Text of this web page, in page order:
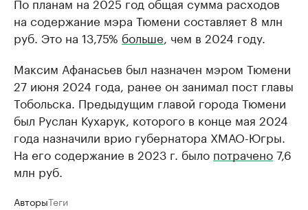
на содержание мэра Тюмени составляет 8 млн
руб. Это на 13,75% больше, чем в 2024 году.
Максим Афанасьев был назначен мэром Тюмени
27 июня 2024 года, ранее он занимал пост главы
Тобольска. Предыдущим главой города Тюмени
был Руслан Кухарук, которого в конце мая 2024
года назначили врио губернатора ХМАО-Югры.
На его содержание в 2023 г. было потрачено7,6
млн руб.
АвторыТеги